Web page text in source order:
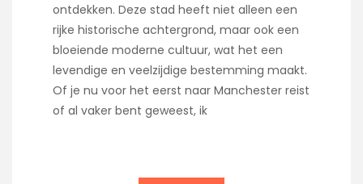
ontdekken. Deze stad heeft niet alleen een
rijke historische achtergrond, maar ook een
bloeiende moderne cultuur, wat het een
levendige en veelzijdige bestemming maakt.
Of je nu voor het eerst naar Manchester reist
of al vaker bent geweest, ik